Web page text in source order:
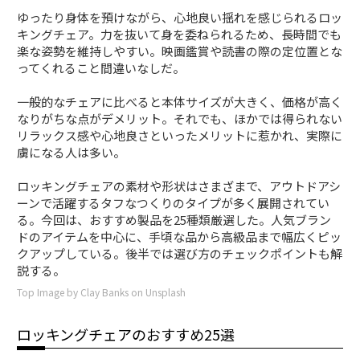
ゆったり身体を預けながら、心地良い揺れを感じられるロッ
キングチェア。力を抜いて身を委ねられるため、長時間でも
楽な姿勢を維持しやすい。映画鑑賞や読書の際の定位置とな
ってくれること間違いなしだ。
一般的なチェアに比べると本体サイズが大きく、価格が高く
なりがちな点がデメリット。それでも、ほかでは得られない
リラックス感や心地良さといったメリットに惹かれ、実際に
虜になる人は多い。
ロッキングチェアの素材や形状はさまざまで、アウトドアシ
ーンで活躍するタフなつくりのタイプが多く展開されてい
る。今回は、おすすめ製品を25種類厳選した。人気ブラン
ドのアイテムを中心に、手頃な品から高級品まで幅広くピッ
クアップしている。後半では選び方のチェックポイントも解
説する。
Top Image by Clay Banks on Unsplash
ロッキングチェアのおすすめ25選